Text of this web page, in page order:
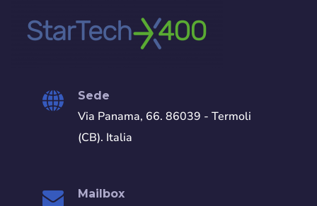
Sede
Via Panama, 66. 86039 - Termoli
(CB). Italia
Mailbox